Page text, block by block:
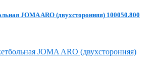
JOMA ARO (двухсторонняя) 100050.800